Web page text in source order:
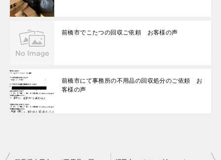
前橋市でこたつの回収ご依頼 お客様の声
前橋市にて事務所の不用品の回収処分のご依頼 お
客様の声